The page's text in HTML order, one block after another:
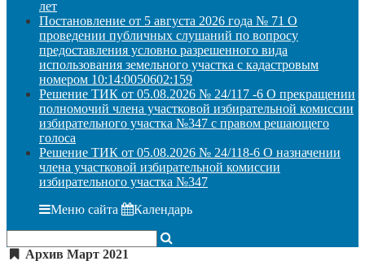
лет
Постановление от 5 августа 2026 года № 71 О
проведении публичных слушаний по вопросу
предоставления условно разрешенного вида
использования земельного участка с кадастровым
номером 10:14:0050602:159
Решение ТИК от 05.08.2026 № 24/117 -6 О прекращении
полномочий члена участковой избирательной комиссии
избирательного участка №347 с правом решающего
голоса
Решение ТИК от 05.08.2026 № 24/118-6 О назначении
члена участковой избирательной комиссии
избирательного участка №347
Меню сайта Календарь
Архив Март 2021